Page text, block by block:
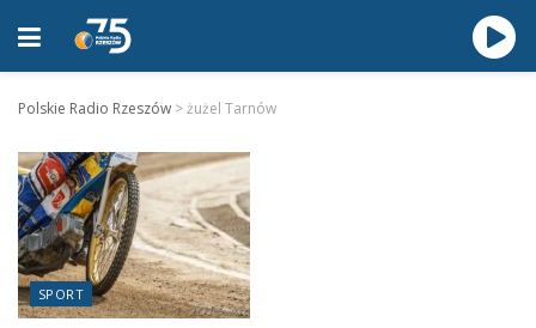
Polskie Radio Rzeszów >żużel Tarnów
SPORT